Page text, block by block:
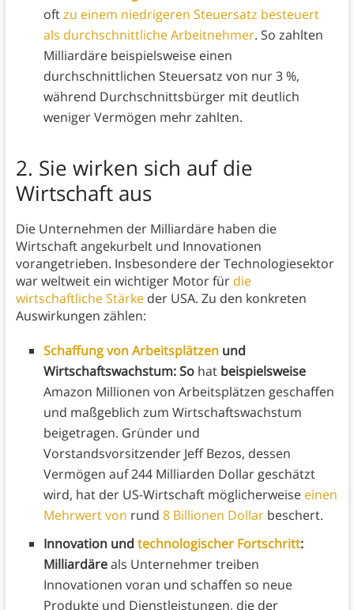
oftzu einem niedrigeren Steuersatz besteuert
als durchschnittliche Arbeitnehmer. So zahlten
Milliardäre beispielsweise einen
durchschnittlichen Steuersatz von nur 3 %,
während Durchschnittsbürger mit deutlich
weniger Vermögen mehr zahlten.
2. Sie wirken sich auf die
Wirtschaft aus
Die Unternehmen der Milliardäre haben die
Wirtschaft angekurbelt und Innovationen
vorangetrieben. Insbesondere der Technologiesektor
war weltweit ein wichtiger Motor für die
wirtschaftliche Stärkeder USA. Zu den konkreten
Auswirkungen zählen:
Schaffung von Arbeitsplätzenund
Wirtschaftswachstum: So hat beispielsweise
Amazon Millionen von Arbeitsplätzen geschaffen
und maßgeblich zum Wirtschaftswachstum
beigetragen. Gründer und
Vorstandsvorsitzender Jeff Bezos, dessen
Vermögen auf 244 Milliarden Dollar geschätzt
wird, hat der US-Wirtschaft möglicherweise einen
Mehrwert von rund 8 Billionen Dollarbeschert.
Innovation und technologischer Fortschritt:
Milliardäreals Unternehmer treiben
Innovationen voran und schaffen so neue
Produkte und Dienstleistungen, die der